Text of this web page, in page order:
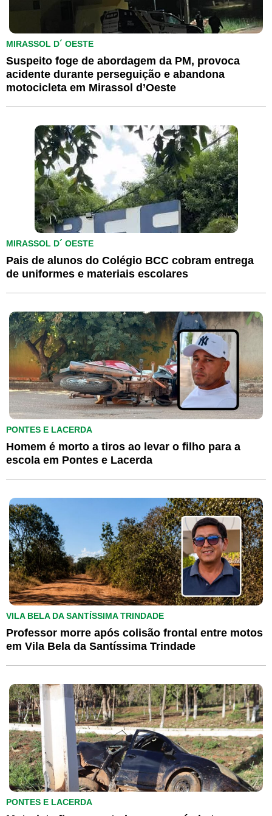
MIRASSOL D´ OESTE
Suspeito foge de abordagem da PM, provoca
acidente durante perseguição e abandona
motocicleta em Mirassol d’Oeste
MIRASSOL D´ OESTE
Pais de alunos do Colégio BCC cobram entrega
de uniformes e materiais escolares
PONTES E LACERDA
Homem é morto a tiros ao levar o filho para a
escola em Pontes e Lacerda
VILA BELA DA SANTÍSSIMA TRINDADE
Professor morre após colisão frontal entre motos
em Vila Bela da Santíssima Trindade
PONTES E LACERDA